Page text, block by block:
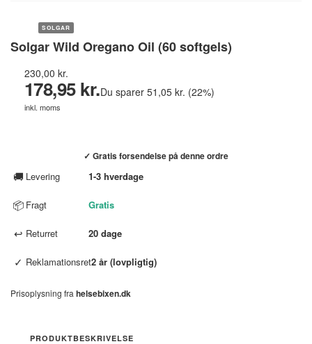
SOLGAR
Solgar Wild Oregano Oil (60 softgels)
230,00 kr.
178,95 kr.Du sparer 51,05 kr. (22%)
inkl. moms
✓ Gratis forsendelse på denne ordre
🚚 Levering 1-3 hverdage
📦 Fragt Gratis
↩ Returret 20 dage
✓ Reklamationsret2 år (lovpligtig)
Prisoplysning fra helsebixen.dk
PRODUKTBESKRIVELSE